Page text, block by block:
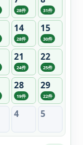
28件 31件
14
28件
15
30件
21
24件
22
25件
28
19件
29
22件
4 5